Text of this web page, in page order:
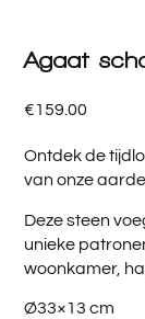
Agaat
€159.00
Ontdek de
van onze
Deze steen
unieke
woonkamer,
Ø33×13 cm